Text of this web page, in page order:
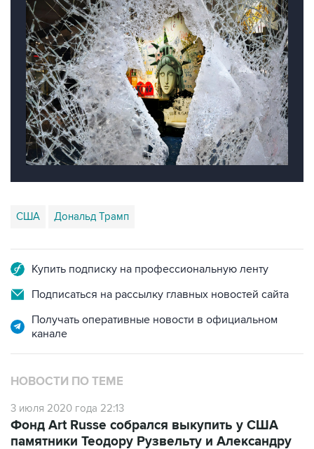
США Дональд Трамп
Купить подписку на профессиональную ленту
Подписаться на рассылку главных новостей сайта
Получать оперативные новости в официальном
канале
НОВОСТИ ПО ТЕМЕ
3 июля 2020 года 22:13
Фонд Art Russe собрался выкупить у США
памятники Теодору Рузвельту и Александру